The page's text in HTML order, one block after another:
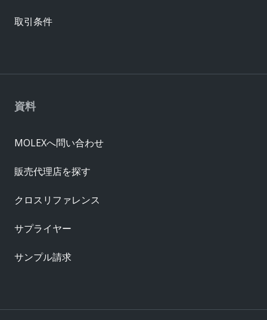
資料
MOLEXへ問い合わせ
販売代理店を探す
クロスリファレンス
サプライヤー
サンプル請求
取引条件